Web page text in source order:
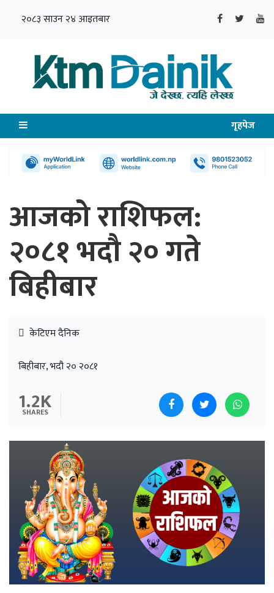
२०८३ साउन २४ आइतबार
गृहपेज
आजको राशिफल:
२०८१ भदौ २० गते
बिहीबार
केटिएम दैनिक
बिहीबार, भदौ २० २०८१
1.2K
SHARES